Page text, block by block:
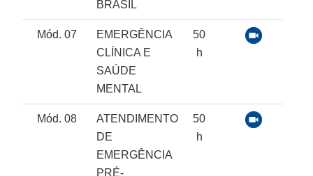
BRASIL
Mód. 07
EMERGÊNCIA
CLÍNICA E
SAÚDE
MENTAL
50
h
Mód. 08
ATENDIMENTO
DE
EMERGÊNCIA
PRÉ-
50
h